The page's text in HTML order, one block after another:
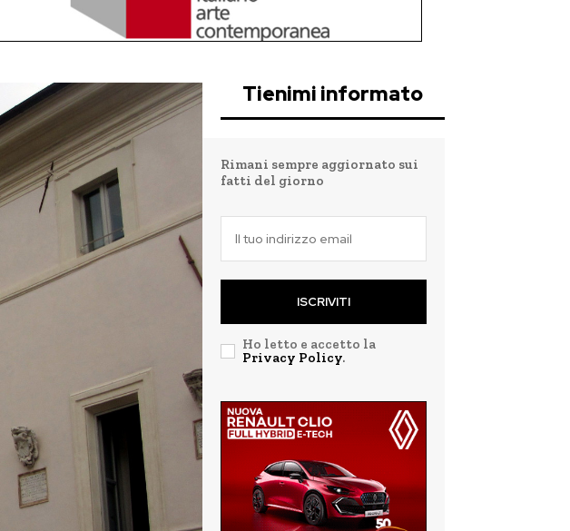
Tienimi informato
Rimani sempre aggiornato sui
fatti del giorno
ISCRIVITI
Ho letto e accetto la
Privacy Policy.